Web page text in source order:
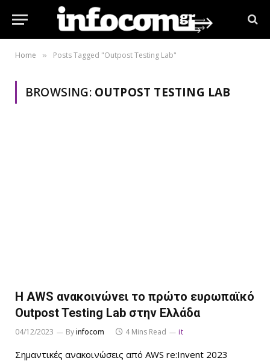
Home » Posts Tagged "Outpost Testing Lab"
BROWSING: OUTPOST TESTING LAB
Η AWS ανακοινώνει το πρώτο ευρωπαϊκό
Outpost Testing Lab στην Ελλάδα
04/12/2023 Byinfocom 4 Mins Read it
Σημαντικές ανακοινώσεις από AWS re:Invent 2023